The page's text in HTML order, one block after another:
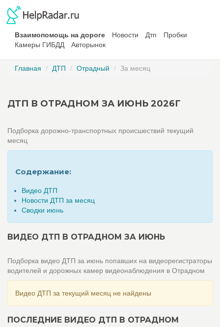
Взаимопомощь на дороге Новости Дтп
Пробки
Камеры ГИБДД
Авторынок
Главная ДТП Отрадный За месяц
ДТП В ОТРАДНОМ ЗА ИЮНЬ 2026Г
Подборка дорожно-транспортных происшествий текущий
месяц
Содержание:
Видео ДТП
Новости ДТП за месяц
Сводки июнь
ВИДЕО ДТП В ОТРАДНОМ ЗА ИЮНЬ
Подборка видео ДТП за июнь попавших на видеорегистраторы
водителей и дорожных камер видеонаблюдения в Отрадном
Видео ДТП за текущий месяц не найдены
ПОСЛЕДНИЕ ВИДЕО ДТП В ОТРАДНОМ